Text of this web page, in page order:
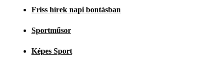
Friss hírek napi bontásban
Sportműsor
Képes Sport